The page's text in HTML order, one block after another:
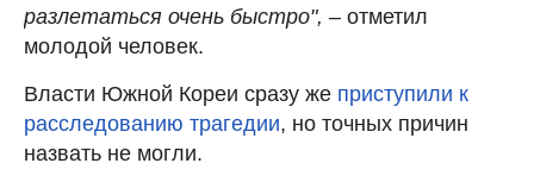
разлетаться очень быстро", – отметил
молодой человек.
Власти Южной Кореи сразу же приступили к
расследованию трагедии, но точных причин
назвать не могли.